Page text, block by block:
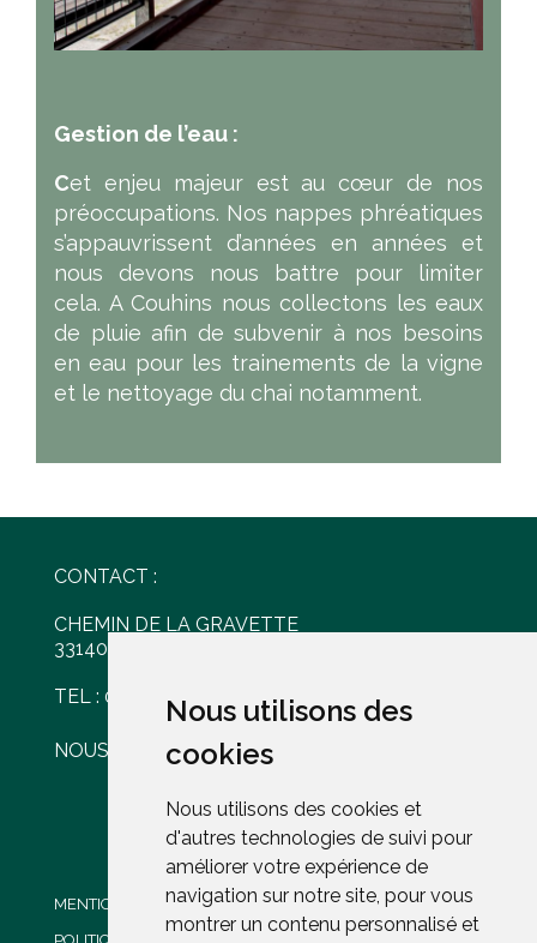
Nous utilisons des
cookies
Nous utilisons des cookies et
d'autres technologies de suivi pour
améliorer votre expérience de
navigation sur notre site, pour vous
montrer un contenu personnalisé et
Nous utilisons des
cookies
Nous utilisons des cookies et
d'autres technologies de suivi pour
améliorer votre expérience de
navigation sur notre site, pour vous
montrer un contenu personnalisé et
Gestion de l’eau :
Cet enjeu majeur est au cœur de nos
préoccupations. Nos nappes phréatiques
s’appauvrissent d’années en années et
nous devons nous battre pour limiter
cela. A Couhins nous collectons les eaux
de pluie afin de subvenir à nos besoins
en eau pour les trainements de la vigne
et le nettoyage du chai notamment.
CONTACT :
CHEMIN DE LA GRAVETTE
33140 VILLENAVE D'ORNON
TEL : 05 56 30 77 61
NOUS ÉCRIRE
MENTIONS LÉGALES